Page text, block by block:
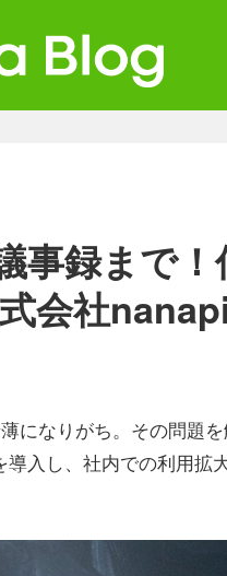
事録まで
会社
になりがち。その問題
入し、社内での利用拡